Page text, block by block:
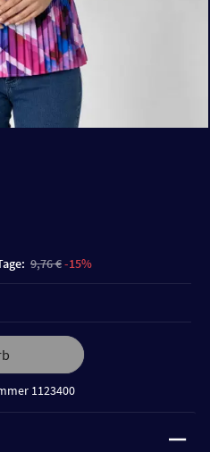
9,76 €-15%
1123400